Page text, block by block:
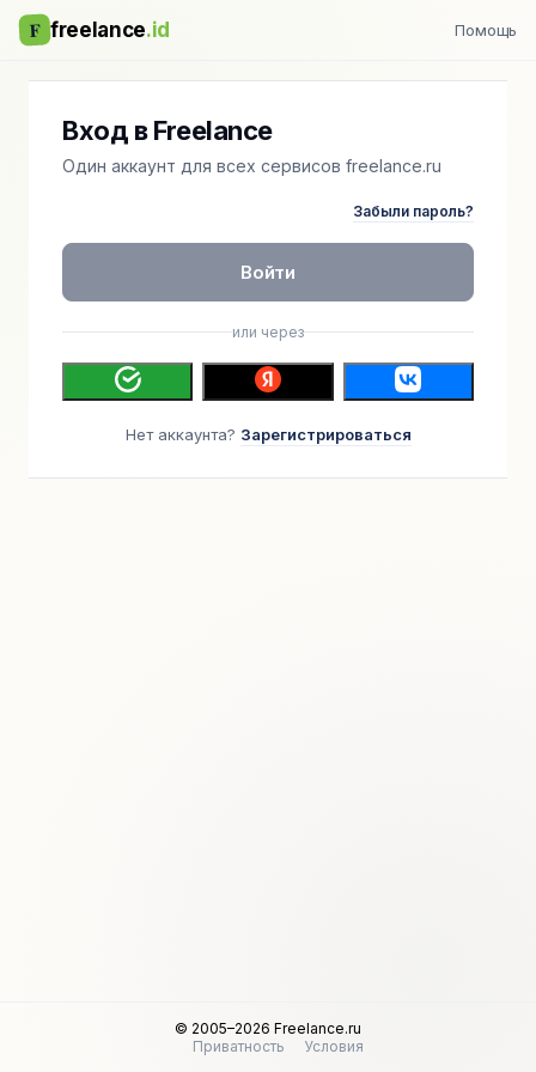
F freelance.id Помощь
Вход в Freelance
Один аккаунт для всех сервисов freelance.ru
Забыли пароль?
Войти
или через
Нет аккаунта? Зарегистрироваться
© 2005–2026 Freelance.ru
Приватность
Условия